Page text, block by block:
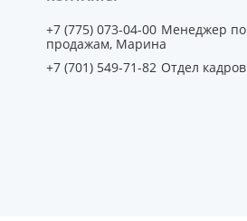
+7 (775) 073-04-00 Менеджер по
продажам, Марина
+7 (701) 549-71-82 Отдел кадров